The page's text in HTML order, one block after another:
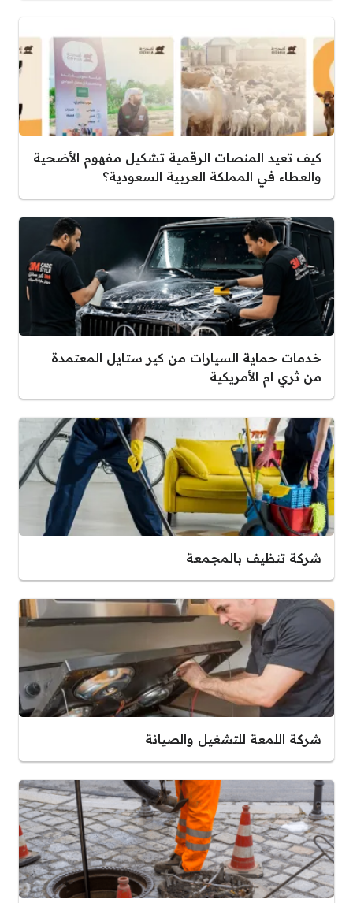
كيف تعيد المنصات الرقمية تشكيل مفهوم الأضحية
والعطاء في المملكة العربية السعودية؟
خدمات حماية السيارات من كير ستايل المعتمدة
من ثري ام الأمريكية
شركة تنظيف بالمجمعة
شركة اللمعة للتشغيل والصيانة